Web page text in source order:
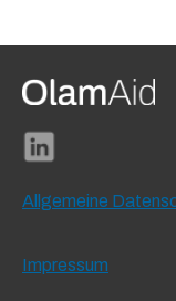
Allgemeine
Impressum